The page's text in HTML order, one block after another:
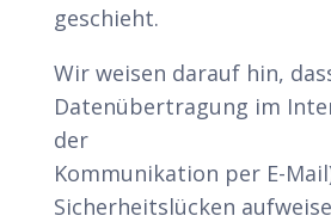
geschieht.
Wir weisen darauf hin,
Datenübertragung im
der
Kommunikation per E-
Sicherheitslücken